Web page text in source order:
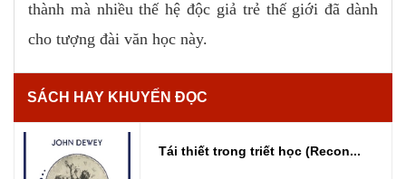
thành mà nhiều thế hệ độc giả trẻ thế giới đã dành
cho tượng đài văn học này.
SÁCH HAY KHUYẾN ĐỌC
Tái thiết trong triết học (Recon...